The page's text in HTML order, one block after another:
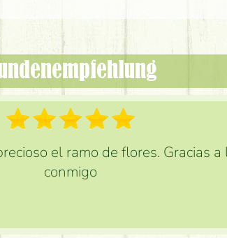
el ramo de flores. Gracias
conmigo